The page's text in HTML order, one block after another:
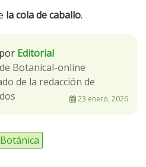
la cola de caballo.
Editorial
Botanical-online
de la redacción de
23 enero, 2026
Botánica